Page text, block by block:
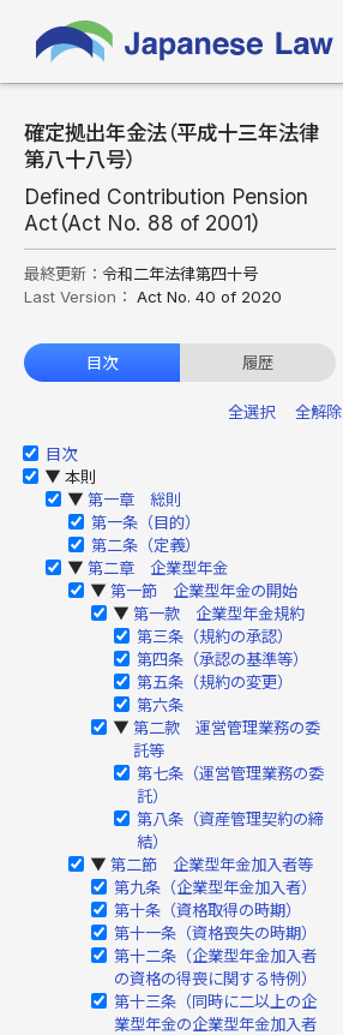
確定拠出年金法（平成十三年法律
第八十八号）
Defined Contribution Pension
Act（Act No. 88 of 2001）
最終更新： 令和二年法律第四十号
Last Version： Act No. 40 of 2020
目次 履歴
全選択 全解除
目次
▶ 本則
▶ 第一章 総則
第一条（目的）
第二条（定義）
▶ 第二章 企業型年金
▶ 第一節 企業型年金の開始
▶ 第一款 企業型年金規約
第三条（規約の承認）
第四条（承認の基準等）
第五条（規約の変更）
第六条
▶ 第二款 運営管理業務の委
託等
第七条（運営管理業務の委
託）
第八条（資産管理契約の締
結）
▶ 第二節 企業型年金加入者等
第九条（企業型年金加入者）
第十条（資格取得の時期）
第十一条（資格喪失の時期）
第十二条（企業型年金加入者
の資格の得喪に関する特例）
第十三条（同時に二以上の企
業型年金の企業型年金加入者